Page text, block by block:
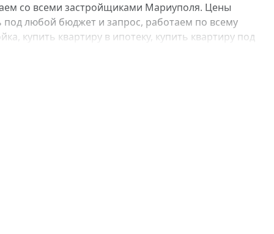
со всеми застройщиками Мариуполя. Цены
любой бюджет и запрос, работаем по всему
купить квартиру в ипотеку, купить квартиру под